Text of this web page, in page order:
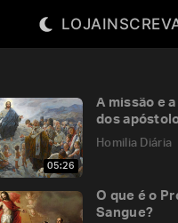
LOJA
05:26
A missão e
dos
Homilia Diária
O que é o
Sangue?